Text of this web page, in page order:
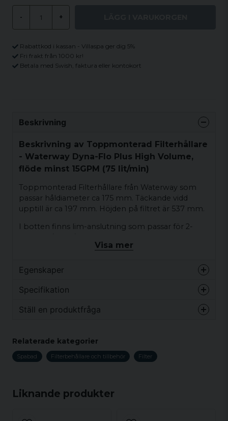
- +
Rabattkod i kassan - Villaspa ger dig 5%
Fri frakt från 1000 kr!
Betala med Swish, faktura eller kontokort
Liknande produkter
Beskrivning
Beskrivning av Toppmonterad Filterhållare
- Waterway Dyna-Flo Plus High Volume,
flöde minst 15GPM (75 lit/min)
Toppmonterad Filterhållare från Waterway som
passar håldiameter ca 175 mm. Täckande vidd
upptill är ca 197 mm. Höjden på filtret är 537 mm.
I botten finns lim-anslutning som passar för 2-
Filterhållaren levereras med ett (1) styck SC706.
Denna typ av filterhållare behöver ha ett flöde om
minst 15 GPM (75 lit/min).
Visa mer
Egenskaper
Vikt
Specifikation
Vikt
Ställ en produktfråga
Fråga oss något om denna produkten...
Namn
Relaterade kategorier
Spabad Filterbehållare och tillbehör Filter